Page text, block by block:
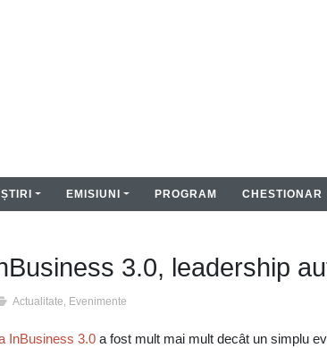
ȘTIRI EMISIUNI PROGRAM CHESTIONAR
3.0, leadership
Actualitate, Evenimente
InBusiness 3.0 a fost mult mai mult decât un simplu